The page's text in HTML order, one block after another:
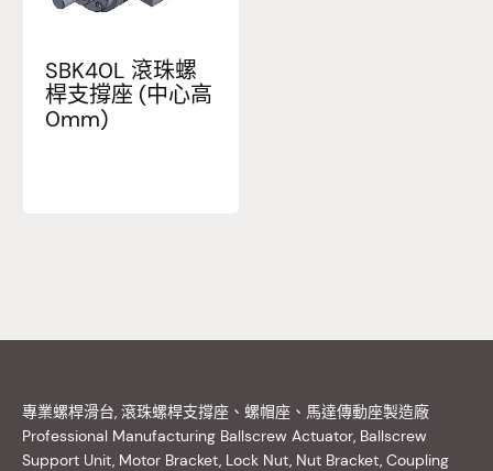
SBK40L 滾珠螺
桿支撐座 (中心高
0mm)
專業螺桿滑台, 滾珠螺桿支撐座、螺帽座、馬達傳動座製造廠
Professional Manufacturing Ballscrew Actuator, Ballscrew
Support Unit, Motor Bracket, Lock Nut, Nut Bracket, Coupling